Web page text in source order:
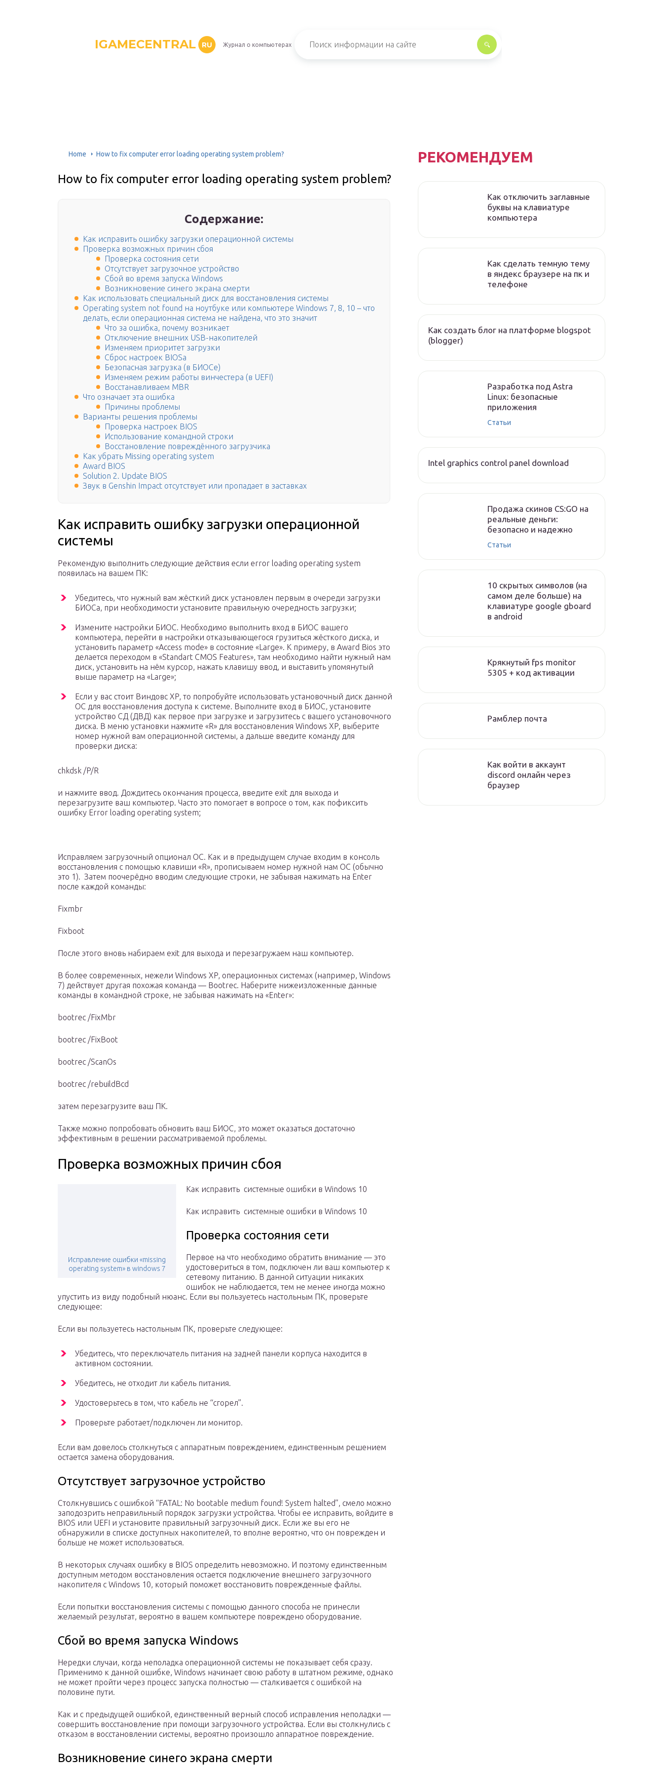
IGAMECENTRAL RU Журнал о компьютерах
Home How to fix computer error loading operating system problem?
How to fix computer error loading operating system problem?
Содержание:
Как исправить ошибку загрузки операционной системы
Проверка возможных причин сбоя
Проверка состояния сети
Отсутствует загрузочное устройство
Сбой во время запуска Windows
Возникновение синего экрана смерти
Как использовать специальный диск для восстановления системы
Operating system not found на ноутбуке или компьютере Windows 7, 8, 10 – что
делать, если операционная система не найдена, что это значит
Что за ошибка, почему возникает
Отключение внешних USB-накопителей
Изменяем приоритет загрузки
Сброс настроек BIOSа
Безопасная загрузка (в БИОСе)
Изменяем режим работы винчестера (в UEFI)
Восстанавливаем MBR
Что означает эта ошибка
Причины проблемы
Варианты решения проблемы
Проверка настроек BIOS
Использование командной строки
Восстановление повреждённого загрузчика
Как убрать Missing operating system
Award BIOS
Solution 2. Update BIOS
Звук в Genshin Impact отсутствует или пропадает в заставках
Как исправить ошибку загрузки операционной
системы
Рекомендую выполнить следующие действия если error loading operating system
появилась на вашем ПК:
Убедитесь, что нужный вам жёсткий диск установлен первым в очереди загрузки
БИОСа, при необходимости установите правильную очередность загрузки;
Измените настройки БИОС. Необходимо выполнить вход в БИОС вашего
компьютера, перейти в настройки отказывающегося грузиться жёсткого диска, и
установить параметр «Access mode» в состояние «Large». К примеру, в Award Bios это
делается переходом в «Standart CMOS Features», там необходимо найти нужный нам
диск, установить на нём курсор, нажать клавишу ввод, и выставить упомянутый
выше параметр на «Large»;
Если у вас стоит Виндовс XP, то попробуйте использовать установочный диск данной
ОС для восстановления доступа к системе. Выполните вход в БИОС, установите
устройство СД (ДВД) как первое при загрузке и загрузитесь с вашего установочного
диска. В меню установки нажмите «R» для восстановления Windows XP, выберите
номер нужной вам операционной системы, а дальше введите команду для
проверки диска:
chkdsk /P/R
и нажмите ввод. Дождитесь окончания процесса, введите exit для выхода и
перезагрузите ваш компьютер. Часто это помогает в вопросе о том, как пофиксить
ошибку Error loading operating system;
Исправляем загрузочный опционал ОС. Как и в предыдущем случае входим в консоль
восстановления с помощью клавиши «R», прописываем номер нужной нам ОС (обычно
это 1). Затем поочерёдно вводим следующие строки, не забывая нажимать на Enter
после каждой команды:
Fixmbr
Fixboot
После этого вновь набираем exit для выхода и перезагружаем наш компьютер.
В более современных, нежели Windows XP, операционных системах (например, Windows
7) действует другая похожая команда — Bootrec. Наберите нижеизложенные данные
команды в командной строке, не забывая нажимать на «Enter»:
bootrec /FixMbr
bootrec /FixBoot
bootrec /ScanOs
bootrec /rebuildBcd
затем перезагрузите ваш ПК.
Также можно попробовать обновить ваш БИОС, это может оказаться достаточно
эффективным в решении рассматриваемой проблемы.
Проверка возможных причин сбоя
Исправление ошибки «missing
operating system» в windows 7
Как исправить ️ системные ошибки в Windows 10 ️
Как исправить ️ системные ошибки в Windows 10 ️
Проверка состояния сети
Первое на что необходимо обратить внимание — это
удостовериться в том, подключен ли ваш компьютер к
сетевому питанию. В данной ситуации никаких
ошибок не наблюдается, тем не менее иногда можно
упустить из виду подобный нюанс. Если вы пользуетесь настольным ПК, проверьте
следующее:
Если вы пользуетесь настольным ПК, проверьте следующее:
Убедитесь, что переключатель питания на задней панели корпуса находится в
активном состоянии.
Убедитесь, не отходит ли кабель питания.
Удостоверьтесь в том, что кабель не “сгорел”.
Проверьте работает/подключен ли монитор.
Если вам довелось столкнуться с аппаратным повреждением, единственным решением
остается замена оборудования.
Отсутствует загрузочное устройство
Столкнувшись с ошибкой “FATAL: No bootable medium found! System halted”, смело можно
заподозрить неправильный порядок загрузки устройства. Чтобы ее исправить, войдите в
BIOS или UEFI и установите правильный загрузочный диск. Если же вы его не
обнаружили в списке доступных накопителей, то вполне вероятно, что он поврежден и
больше не может использоваться.
В некоторых случаях ошибку в BIOS определить невозможно. И поэтому единственным
доступным методом восстановления остается подключение внешнего загрузочного
накопителя с Windows 10, который поможет восстановить поврежденные файлы.
Если попытки восстановления системы с помощью данного способа не принесли
желаемый результат, вероятно в вашем компьютере повреждено оборудование.
Сбой во время запуска Windows
Нередки случаи, когда неполадка операционной системы не показывает себя сразу.
Применимо к данной ошибке, Windows начинает свою работу в штатном режиме, однако
не может пройти через процесс запуска полностью — сталкивается с ошибкой на
половине пути.
Как и с предыдущей ошибкой, единственный верный способ исправления неполадки —
совершить восстановление при помощи загрузочного устройства. Если вы столкнулись с
отказом в восстановлении системы, вероятно произошло аппаратное повреждение.
Возникновение синего экрана смерти
РЕКОМЕНДУЕМ
Как отключить заглавные
буквы на клавиатуре
компьютера
Как сделать темную тему
в яндекс браузере на пк и
телефоне
Как создать блог на платформе blogspot
(blogger)
Разработка под Astra
Linux: безопасные
приложения
Статьи
Intel graphics control panel download
Продажа скинов CS:GO на
реальные деньги:
безопасно и надежно
Статьи
10 скрытых символов (на
самом деле больше) на
клавиатуре google gboard
в android
Крякнутый fps monitor
5305 + код активации
Рамблер почта
Как войти в аккаунт
discord онлайн через
браузер